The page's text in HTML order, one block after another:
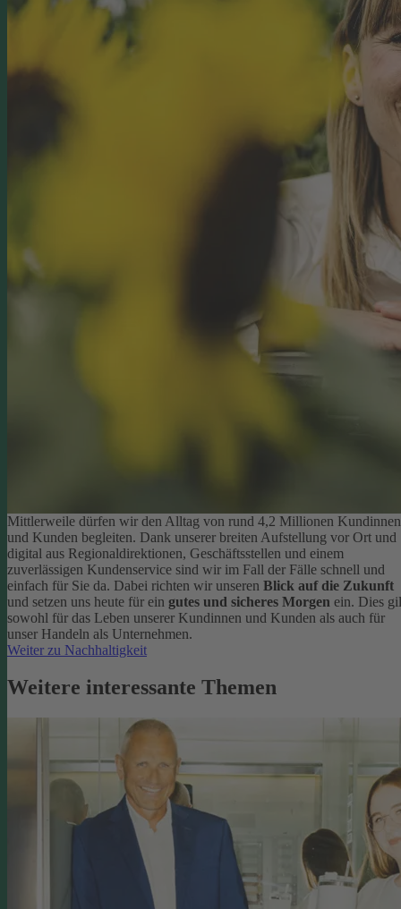
Mittlerweile dürfen wir den Alltag von rund 4,2 Millionen Kundinnen
und Kunden begleiten. Dank unserer breiten Aufstellung vor Ort und
digital aus Regionaldirektionen, Geschäftsstellen und einem
zuverlässigen Kundenservice sind wir im Fall der Fälle schnell und
einfach für Sie da. Dabei richten wir unseren Blick auf die Zukunft
und setzen uns heute für ein gutes und sicheres Morgen ein. Dies
sowohl für das Leben unserer Kundinnen und Kunden als auch für
unser Handeln als Unternehmen.
Weiter zu Nachhaltigkeit
Weitere interessante Themen